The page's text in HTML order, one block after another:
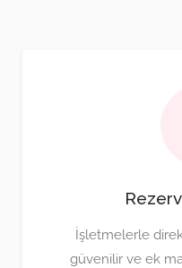
İşletmelerle
güvenilir ve ek